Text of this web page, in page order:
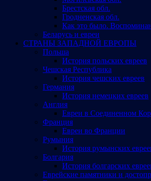
Брестская обл.
Гродненская обл.
Как это было.
Беларусь и евреи
СТРАНЫ ЗАПАДНОЙ ЕВРОПЫ
Польша
История польских евреев
Чешская Республика
История чешских евреев
Германия
История немецких евреев
Англия
Евреи в Соединенном
Франция
Евреи во Франции
Румыния
История румынских
Болгария
История болгарских
Еврейские памятники и